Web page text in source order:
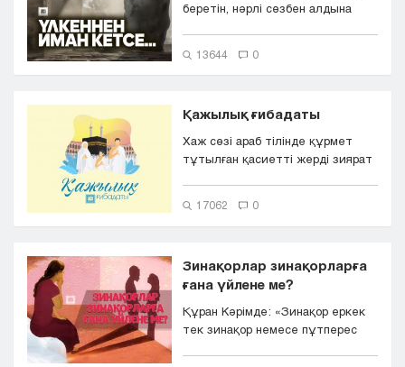
беретін, нәрлі сөзбен алдына
13644 0
Қажылық ғибадаты
Хаж сөзі араб тілінде құрмет
тұтылған қасиетті жерді зиярат
17062 0
Зинақорлар зинақорларға
ғана үйлене ме?
Құран Кәрімде: «Зинақор еркек
тек зинақор немесе пұтперес